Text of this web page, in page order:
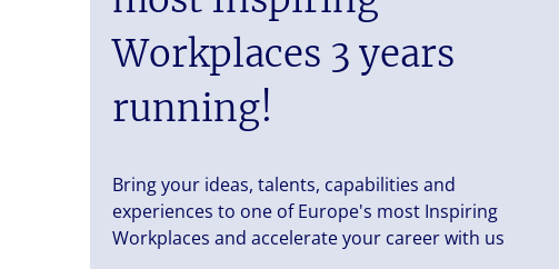
Workplaces 3 years
running!
Bring your ideas, talents, capabilities and
experiences to one of Europe's most Inspiring
Workplaces and accelerate your career with us